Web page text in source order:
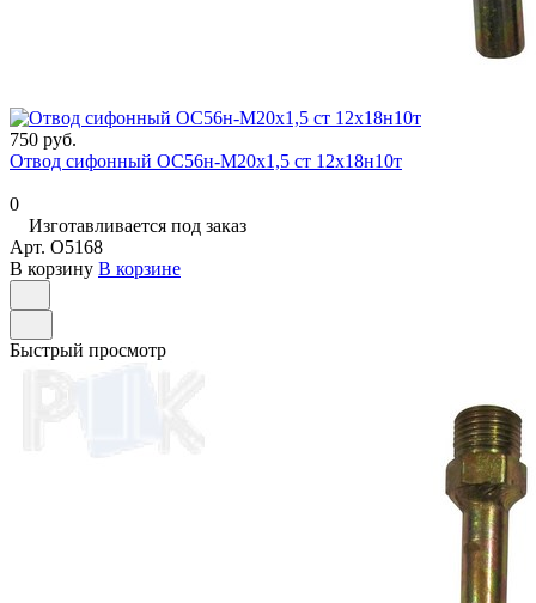
750 руб.
Отвод сифонный ОС56н-М20х1,5 ст 12х18н10т
0
Изготавливается под заказ
Арт. O5168
В корзину В корзине
Быстрый просмотр